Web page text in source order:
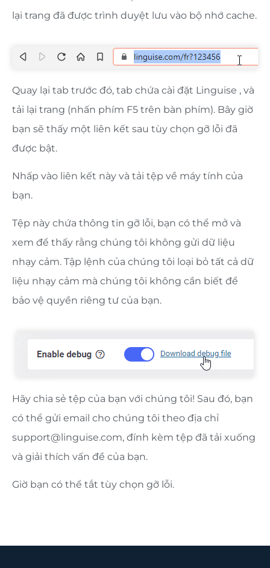
lại trang đã được trình duyệt lưu vào bộ nhớ cache.
Quay lại tab trước đó, tab chứa cài đặt Linguise , và
tải lại trang (nhấn phím F5 trên bàn phím). Bây giờ
bạn sẽ thấy một liên kết sau tùy chọn gỡ lỗi đã
được bật.
Nhấp vào liên kết này và tải tệp về máy tính của
bạn.
Tệp này chứa thông tin gỡ lỗi, bạn có thể mở và
xem để thấy rằng chúng tôi không gửi dữ liệu
nhạy cảm. Tập lệnh của chúng tôi loại bỏ tất cả dữ
liệu nhạy cảm mà chúng tôi không cần biết để
bảo vệ quyền riêng tư của bạn.
Hãy chia sẻ tệp của bạn với chúng tôi! Sau đó, bạn
có thể gửi email cho chúng tôi theo địa chỉ
support@linguise.com, đính kèm tệp đã tải xuống
và giải thích vấn đề của bạn.
Giờ bạn có thể tắt tùy chọn gỡ lỗi.